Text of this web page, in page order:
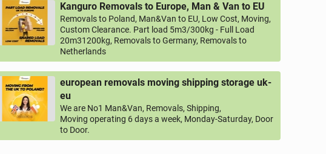
Kanguro Removals to Europe, Man & Van to EU
Removals to Poland, Man&Van to EU, Low Cost, Moving,
Custom Clearance. Part load 5m3/300kg - Full Load
20m31200kg, Removals to Germany, Removals to
Netherlands
european removals moving shipping storage uk-
eu
We are No1 Man&Van, Removals, Shipping,
Moving operating 6 days a week, Monday-Saturday, Door
to Door.